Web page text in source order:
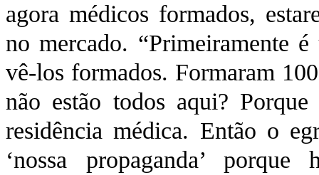
agora médicos formados,
no mercado. “Primeiramente
vê-los formados. Formaram
não estão todos aqui?
residência médica. Então o
‘nossa propaganda’